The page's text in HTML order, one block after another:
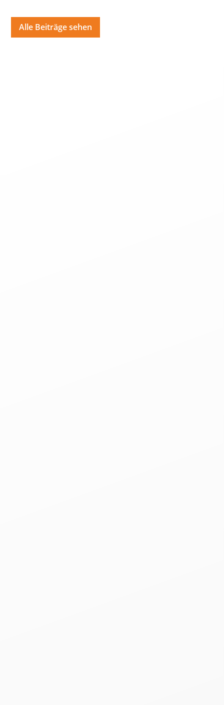
Alle Beiträge sehen